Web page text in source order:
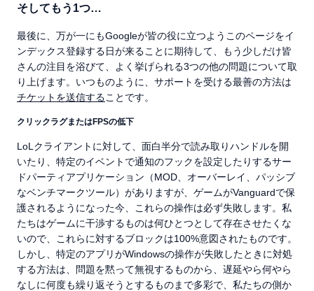
そしてもう1つ…
最後に、万が一にもGoogleが皆の役に立つようこのページをイ
ンデックス登録する日が来ることに期待して、もう少しだけ皆
さんの注目を浴びて、よく挙げられる3つの他の問題について取
り上げます。いつものように、サポートを受ける最善の方法は
チケットを送信することです。
クリックラグまたはFPSの低下
LoLクライアントに対して、面白半分で読み取りハンドルを開
いたり、特定のイベントで通知のフックを設定したりするサー
ドパーティアプリケーション（MOD、オーバーレイ、パッシブ
なベンチマークツール）がありますが、ゲームがVanguardで保
護されるようになった今、これらの操作は必ず失敗します。私
たちはゲームに干渉するものは何ひとつとして存在させたくな
いので、これらに対するブロックは100%意図されたものです。
しかし、特定のアプリがWindowsの操作が失敗したときに対処
する方法は、問題を黙って無視するものから、遅延やら何やら
なしに何度も繰り返そうとするものまで多彩で、私たちの側か